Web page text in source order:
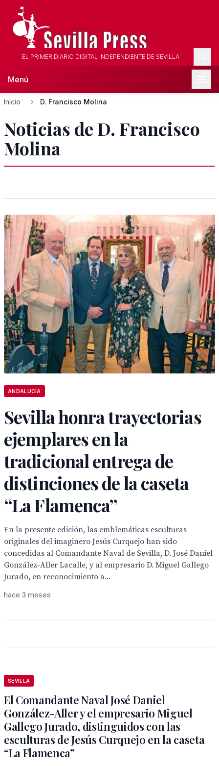
EL PRIMER DIARIO DIGITAL INDEPENDIENTE DE SEVILLA
Menú
Inicio D. Francisco Molina
Noticias de D. Francisco
Molina
ANDALUCÍA
Sevilla honra trayectorias
ejemplares en la
tradicional entrega de
distinciones de la caseta
“La Flamenca”
En la presente edición, las emblemáticas esculturas
originales del imaginero Jesús Curquejo han sido
concedidas al Comandante Naval de Sevilla, D. José Daniel
González-Aller Lacalle, y al empresario D. Miguel Gallego
Jurado, en reconocimiento a...
hace 3 meses
SEVILLA
El Comandante Naval José Daniel
González-Aller y el empresario Miguel
Gallego Jurado, distinguidos con las
esculturas de Jesús Curquejo en la caseta
“La Flamenca”